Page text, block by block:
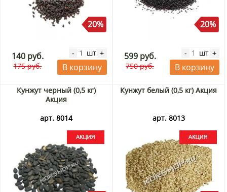
20%
140 руб.
175 руб.
- шт +
В корзину
20%
599 руб.
750 руб.
- шт +
В корзину
Кунжут черный (0,5 кг)
Акция
арт. 8014
Кунжут белый (0,5 кг) Акция
арт. 8013